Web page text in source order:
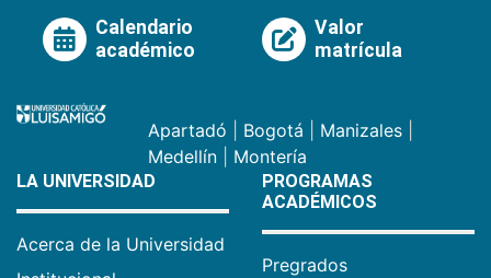
Calendario
académico
Valor
matrícula
Apartadó Bogotá Manizales
Medellín
Montería
LA UNIVERSIDAD
Acerca de la Universidad
PROGRAMAS
ACADÉMICOS
Pregrados